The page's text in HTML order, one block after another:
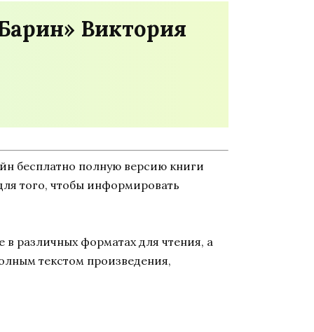
Виктория
бесплатно полную версию книги
того, чтобы информировать
различных форматах для чтения, а
текстом произведения,